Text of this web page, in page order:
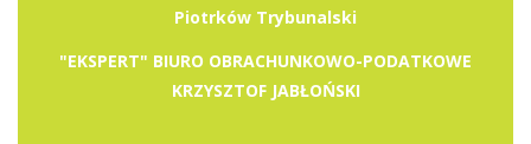
Piotrków Trybunalski
"EKSPERT" BIURO OBRACHUNKOWO-PODATKOWE
KRZYSZTOF JABŁOŃSKI